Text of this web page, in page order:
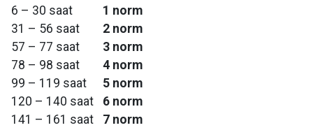
6 – 30 saat
1 norm
31 – 56 saat
2 norm
57 – 77 saat
3 norm
78 – 98 saat
4 norm
99 – 119 saat
5 norm
120 – 140 saat
6 norm
141 – 161 saat
7 norm